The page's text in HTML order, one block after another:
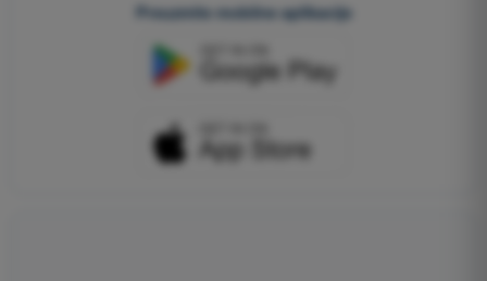
Preuzmite mobilne aplikacije